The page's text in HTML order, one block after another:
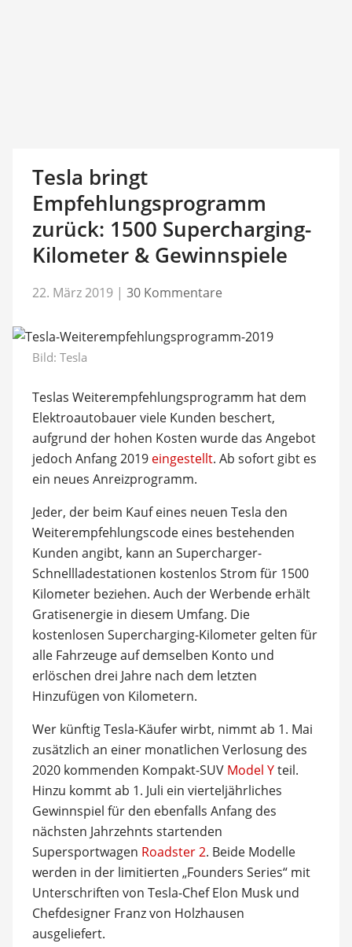
Tesla bringt
Empfehlungsprogramm
zurück: 1500 Supercharging-
Kilometer & Gewinnspiele
22. März 2019 | 30 Kommentare
Bild: Tesla
Teslas Weiterempfehlungsprogramm hat dem
Elektroautobauer viele Kunden beschert,
aufgrund der hohen Kosten wurde das Angebot
jedoch Anfang 2019 eingestellt. Ab sofort gibt es
ein neues Anreizprogramm.
Jeder, der beim Kauf eines neuen Tesla den
Weiterempfehlungscode eines bestehenden
Kunden angibt, kann an Supercharger-
Schnellladestationen kostenlos Strom für 1500
Kilometer beziehen. Auch der Werbende erhält
Gratisenergie in diesem Umfang. Die
kostenlosen Supercharging-Kilometer gelten für
alle Fahrzeuge auf demselben Konto und
erlöschen drei Jahre nach dem letzten
Hinzufügen von Kilometern.
Wer künftig Tesla-Käufer wirbt, nimmt ab 1. Mai
zusätzlich an einer monatlichen Verlosung des
2020 kommenden Kompakt-SUV Model Yteil.
Hinzu kommt ab 1. Juli ein vierteljährliches
Gewinnspiel für den ebenfalls Anfang des
nächsten Jahrzehnts startenden
Supersportwagen Roadster 2. Beide Modelle
werden in der limitierten „Founders Series“ mit
Unterschriften von Tesla-Chef Elon Musk und
Chefdesigner Franz von Holzhausen
ausgeliefert.